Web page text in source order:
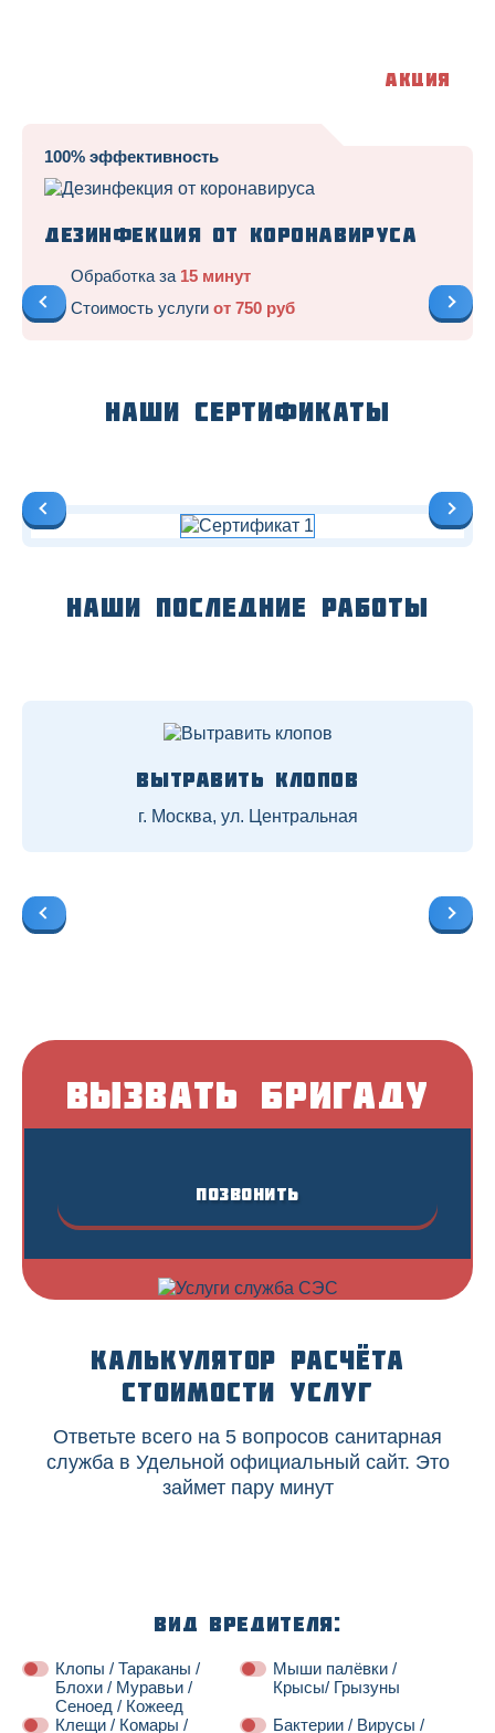
Акция
100% эффективность
Дезинфекция от коронавируса
Обработка за 15 минут
Стоимость услуги от 750 руб
Наши сертификаты
Наши последние работы
Вытравить клопов
г. Москва, ул. Центральная
Вызвать бригаду
Позвонить
Калькулятор расчёта
стоимости услуг
Ответьте всего на 5 вопросов санитарная
служба в Удельной официальный сайт. Это
займет пару минут
Вид вредителя:
Клопы / Тараканы /
Блохи / Муравьи /
Сеноед / Кожеед
Мыши палёвки /
Крысы/ Грызуны
Клещи / Комары /
Бактерии / Вирусы /